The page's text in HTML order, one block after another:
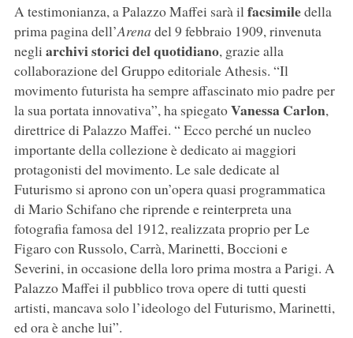
A testimonianza, a Palazzo Maffei sarà ilfacsimiledella
prima pagina dell’Arena del 9 febbraio 1909, rinvenuta
negli archivi storici del quotidiano, grazie alla
collaborazione del Gruppo editoriale Athesis. “Il
movimento futurista ha sempre affascinato mio padre per
la sua portata innovativa”, ha spiegatoVanessa Carlon,
direttrice di Palazzo Maffei. “ Ecco perché un nucleo
importante della collezione è dedicato ai maggiori
protagonisti del movimento. Le sale dedicate al
Futurismo si aprono con un’opera quasi programmatica
di Mario Schifano che riprende e reinterpreta una
fotografia famosa del 1912, realizzata proprio per Le
Figaro con Russolo, Carrà, Marinetti, Boccioni e
Severini, in occasione della loro prima mostra a Parigi. A
Palazzo Maffei il pubblico trova opere di tutti questi
artisti, mancava solo l’ideologo del Futurismo, Marinetti,
ed ora è anche lui”.